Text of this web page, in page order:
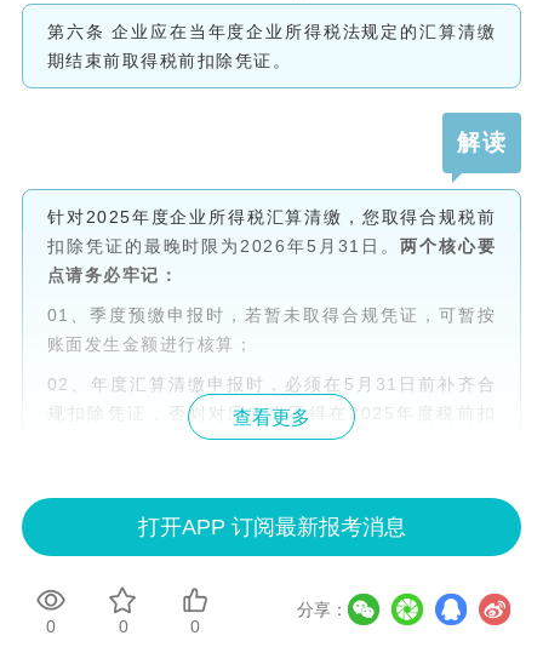
第六条 企业应在当年度企业所得税法规定的汇算清缴
期结束前取得税前扣除凭证。
解读
针对2025年度企业所得税汇算清缴，您取得合规税前
扣除凭证的最晚时限为2026年5月31日。 两个核心要
点请务必牢记：
01、季度预缴申报时，若暂未取得合规凭证，可暂按
账面发生金额进行核算；
02、年度汇算清缴申报时，必须在5月31日前补齐合
规扣除凭证，否则对应支出不得在2025年度税前扣
除，需做纳税调增处理。
交易对方注销、被税务机关认定为非正常户，无法补
开、换开发票，这笔支出还能税前扣除吗？汇缴前需
查看更多
打开APP 订阅最新报考消息
0 0 0
分享：